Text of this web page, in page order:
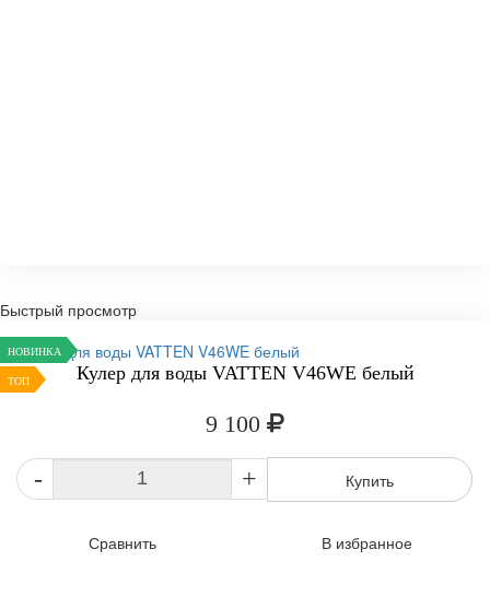
Быстрый просмотр
НОВИНКА
ТОП Кулер для воды VATTEN V46WE белый
9 100
- + Купить
Сравнить В избранное